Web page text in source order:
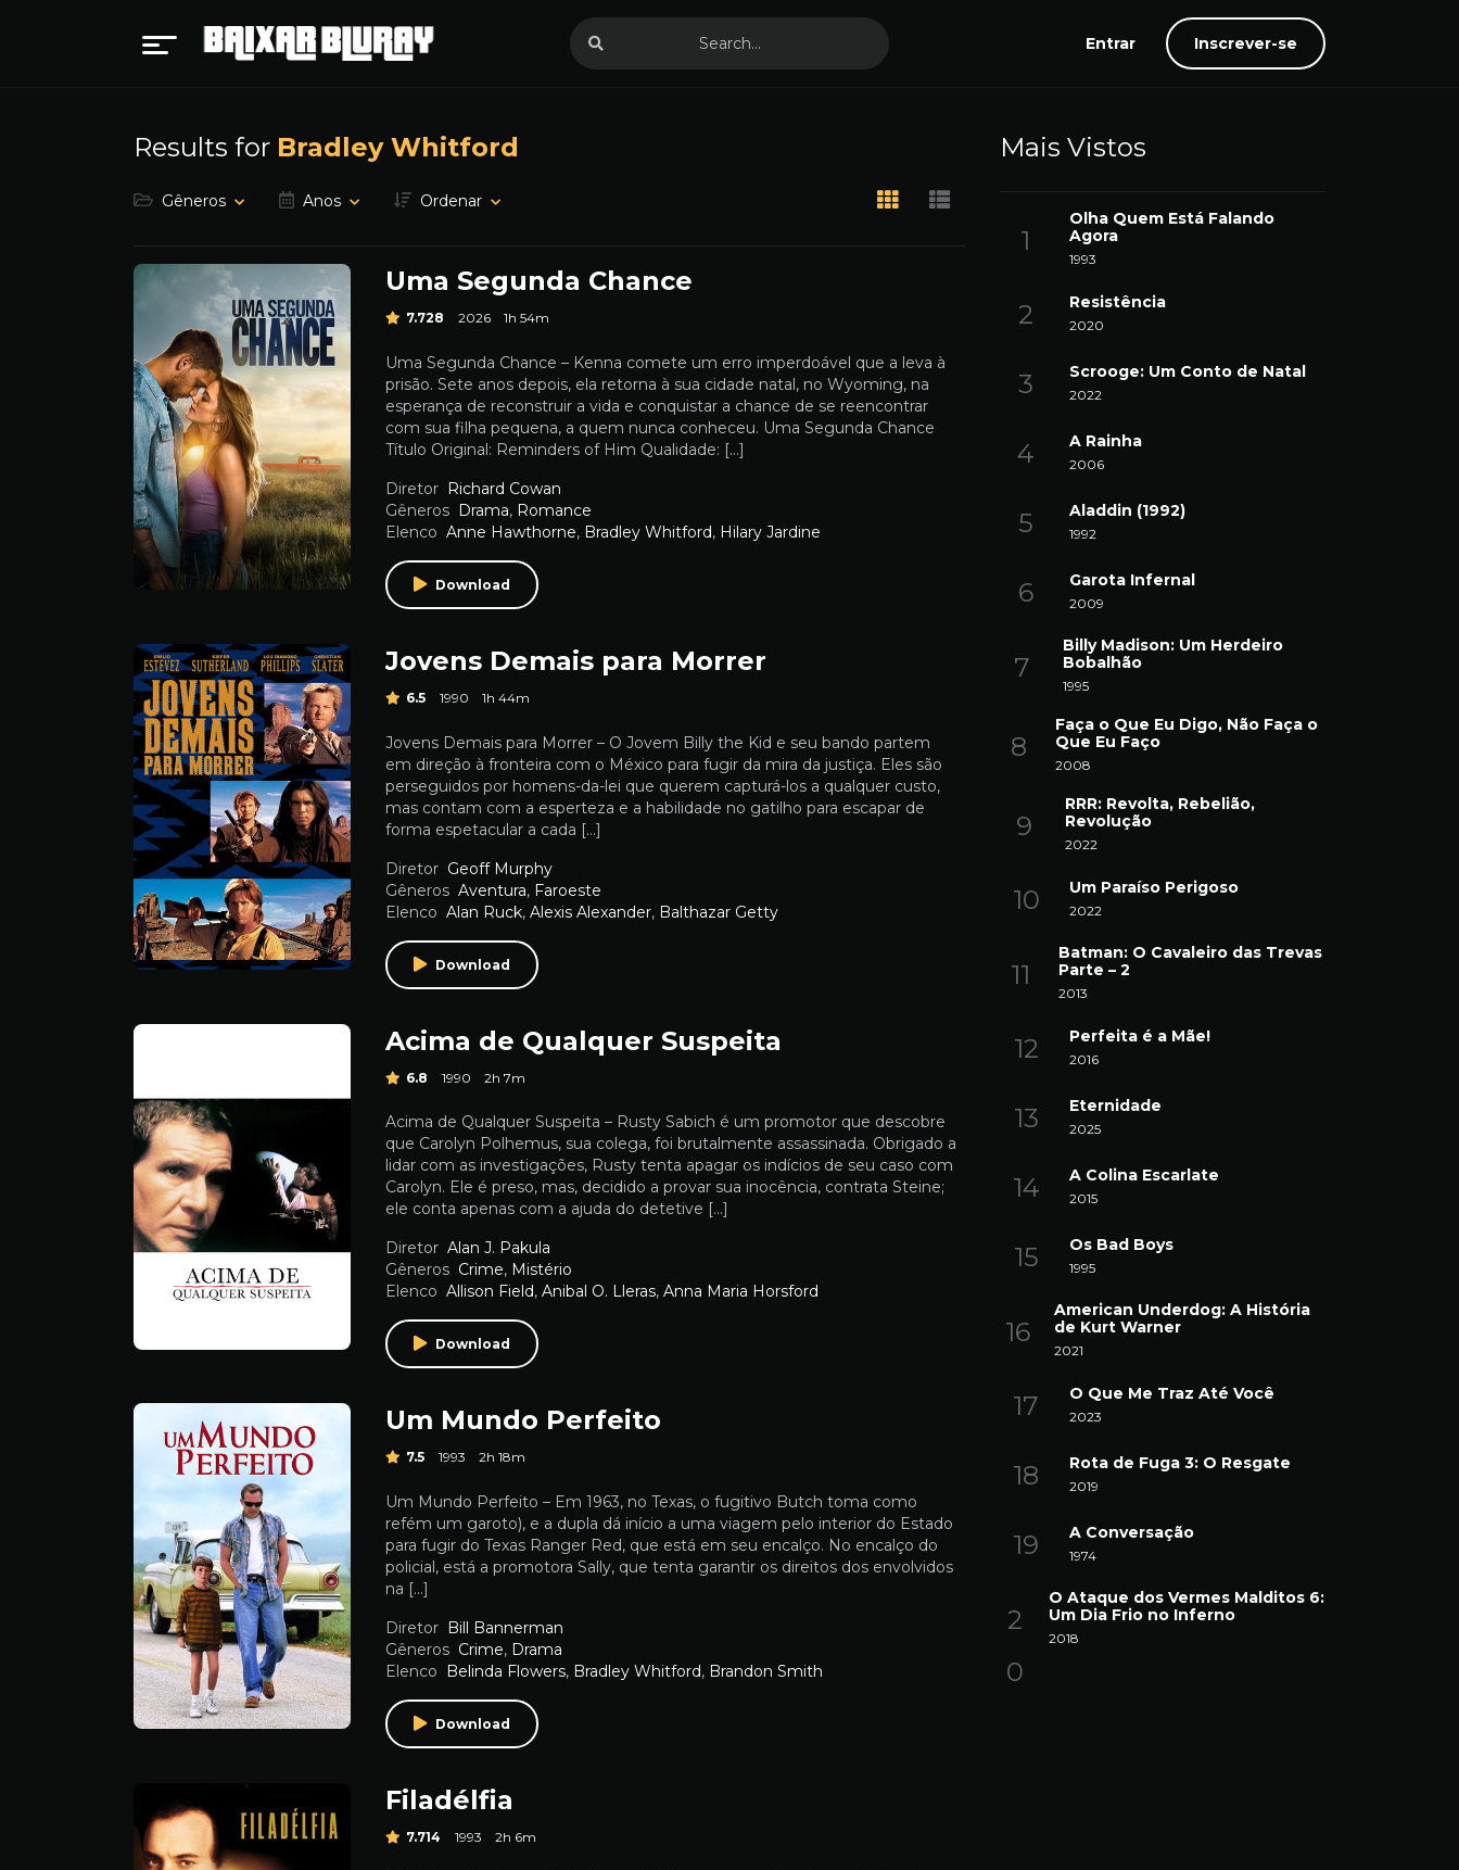
Entrar Inscrever-se
Results for Bradley Whitford
Gêneros Anos Ordenar
Uma Segunda Chance
7.728 2026 1h 54m
Uma Segunda Chance – Kenna comete um erro imperdoável que a leva à
prisão. Sete anos depois, ela retorna à sua cidade natal, no Wyoming, na
esperança de reconstruir a vida e conquistar a chance de se reencontrar
com sua filha pequena, a quem nunca conheceu. Uma Segunda Chance
Título Original: Reminders of Him Qualidade: […]
Diretor Richard Cowan
Gêneros Drama, Romance
Elenco Anne Hawthorne, Bradley Whitford, Hilary Jardine
Download
Jovens Demais para Morrer
6.5 1990 1h 44m
Jovens Demais para Morrer – O Jovem Billy the Kid e seu bando partem
em direção à fronteira com o México para fugir da mira da justiça. Eles são
perseguidos por homens-da-lei que querem capturá-los a qualquer custo,
mas contam com a esperteza e a habilidade no gatilho para escapar de
forma espetacular a cada […]
Diretor Geoff Murphy
Gêneros Aventura, Faroeste
Elenco Alan Ruck, Alexis Alexander, Balthazar Getty
Download
Acima de Qualquer Suspeita
6.8 1990 2h 7m
Acima de Qualquer Suspeita – Rusty Sabich é um promotor que descobre
que Carolyn Polhemus, sua colega, foi brutalmente assassinada. Obrigado a
lidar com as investigações, Rusty tenta apagar os indícios de seu caso com
Carolyn. Ele é preso, mas, decidido a provar sua inocência, contrata Steine;
ele conta apenas com a ajuda do detetive […]
Diretor Alan J. Pakula
Gêneros Crime, Mistério
Elenco Allison Field, Anibal O. Lleras, Anna Maria Horsford
Download
Um Mundo Perfeito
7.5 1993 2h 18m
Um Mundo Perfeito – Em 1963, no Texas, o fugitivo Butch toma como
refém um garoto), e a dupla dá início a uma viagem pelo interior do Estado
para fugir do Texas Ranger Red, que está em seu encalço. No encalço do
policial, está a promotora Sally, que tenta garantir os direitos dos envolvidos
na […]
Diretor Bill Bannerman
Gêneros Crime, Drama
Elenco
Belinda Flowers, Bradley Whitford, Brandon Smith
Download
Filadélfia
7.714 1993 2h 6m
Mais Vistos
Olha Quem Está Falando
Agora
1993
Resistência
2020
Scrooge: Um Conto de Natal
2022
A Rainha
2006
Aladdin (1992)
1992
Garota Infernal
2009
Billy Madison: Um Herdeiro
Bobalhão
1995
Faça o Que Eu Digo, Não Faça o
Que Eu Faço
2008
RRR: Revolta, Rebelião,
Revolução
2022
Um Paraíso Perigoso
2022
Batman: O Cavaleiro das Trevas
Parte – 2
2013
Perfeita é a Mãe!
2016
Eternidade
2025
A Colina Escarlate
2015
Os Bad Boys
1995
American Underdog: A História
de Kurt Warner
2021
O Que Me Traz Até Você
2023
Rota de Fuga 3: O Resgate
2019
A Conversação
1974
O Ataque dos Vermes Malditos 6:
Um Dia Frio no Inferno
2018